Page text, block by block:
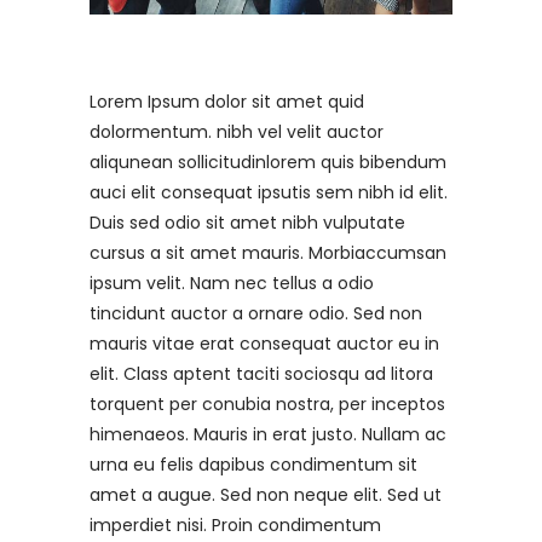
Lorem Ipsum dolor sit amet quid
dolormentum. nibh vel velit auctor
aliqunean sollicitudinlorem quis bibendum
auci elit consequat ipsutis sem nibh id elit.
Duis sed odio sit amet nibh vulputate
cursus a sit amet mauris. Morbiaccumsan
ipsum velit. Nam nec tellus a odio
tincidunt auctor a ornare odio. Sed non
mauris vitae erat consequat auctor eu in
elit. Class aptent taciti sociosqu ad litora
torquent per conubia nostra, per inceptos
himenaeos. Mauris in erat justo. Nullam ac
urna eu felis dapibus condimentum sit
amet a augue. Sed non neque elit. Sed ut
imperdiet nisi. Proin condimentum